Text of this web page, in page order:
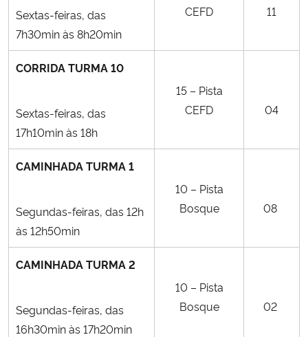
Sextas-feiras, das
7h30min às 8h20min
CEFD 11
CORRIDA TURMA 10
Sextas-feiras, das
17h10min às 18h
15 – Pista
CEFD
04
CAMINHADA TURMA 1
Segundas-feiras, das 12h
às 12h50min
10 – Pista
Bosque
08
CAMINHADA TURMA 2
Segundas-feiras, das
16h30min às 17h20min
10 – Pista
Bosque
02